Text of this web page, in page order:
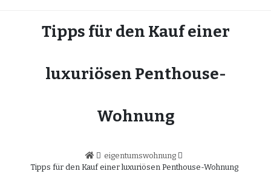
Tipps für den Kauf einer
luxuriösen Penthouse-
Wohnung
eigentumswohnung
Tipps für den Kauf einer luxuriösen Penthouse-Wohnung